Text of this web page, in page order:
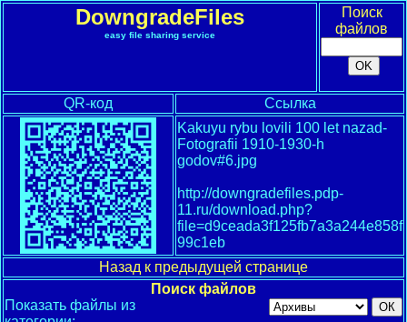
DowngradeFiles
easy file sharing service
Поиск
файлов
QR-код
Ссылка
Kakuyu rybu lovili 100 let nazad-
Fotografii 1910-1930-h
godov#6.jpg
http://downgradefiles.pdp-
11.ru/download.php?
file=d9ceada3f125fb7a3a244e858f
99c1eb
Назад к предыдущей странице
Поиск файлов
Показать файлы из